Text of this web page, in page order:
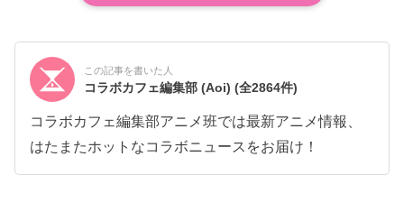
この記事を書いた人
コラボカフェ編集部 (Aoi)(全2864件)
コラボカフェ編集部アニメ班では最新アニメ情報、
はたまたホットなコラボニュースをお届け！